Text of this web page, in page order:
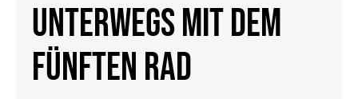
Unterwegs mit dem
fünften Rad